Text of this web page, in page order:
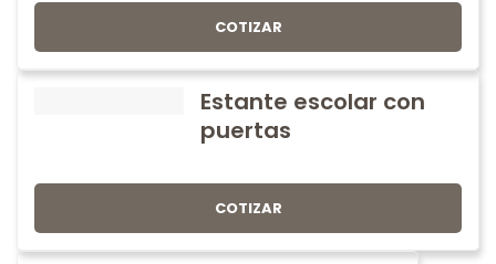
COTIZAR
Estante escolar con
puertas
COTIZAR